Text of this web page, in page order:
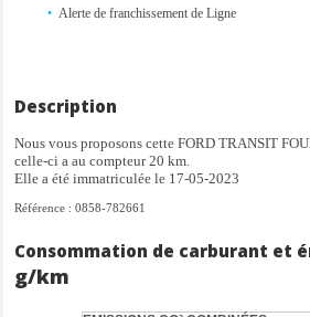
Alerte de franchissement de Ligne
Caméra de recul
Climatisation manuelle
Détecteur de Fatigue
Fonction DAB
Limiteur vitesse
Mode éco
Description
Nous vous proposons cette FORD TRANSIT
celle-ci a au compteur 20 km.
Elle a été immatriculée le 17-05-2023
Référence : 0858-782661
Consommation de carburant et
g/km